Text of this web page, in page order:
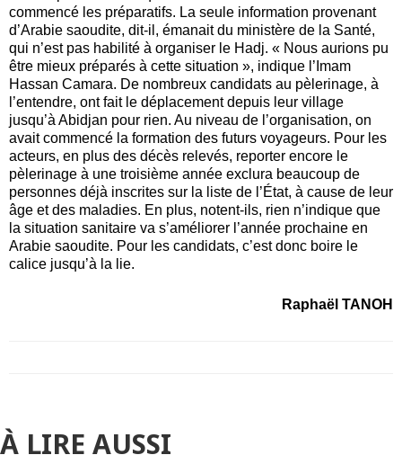
commencé les préparatifs. La seule information provenant
d’Arabie saoudite, dit-il, émanait du ministère de la Santé,
qui n’est pas habilité à organiser le Hadj. « Nous aurions pu
être mieux préparés à cette situation », indique l’ mam
Hassan Camara. De nombreux candidats au pèlerinage, à
l’entendre, ont fait le déplacement depuis leur village
jusqu’à Abidjan pour rien. Au niveau de l’organisation, on
avaitcommencé la formation des futurs voyageurs. Pour les
acteurs, en plus des décès relevés, reporter encore le
pèlerinage à une troisième année exclura beaucoup de
personnes déjà inscrites sur la liste de l’État, à cause de l eur
âge et des maladies. En plus, notent-ils, rien n’indique que
la situation sanitaire va s’améliorer l’année prochaine en
Arabie saoudite. Pour les candidats, c’est donc boire le
calice jusqu’à la lie.
Raphaël TANOH
À LIRE AUSSI